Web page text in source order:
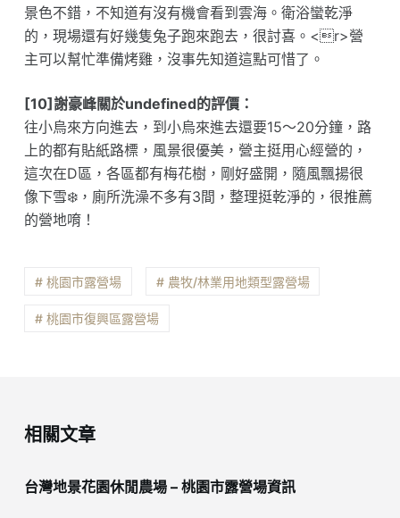
景色不錯，不知道有沒有機會看到雲海。衛浴蠻乾淨
的，現場還有好幾隻兔子跑來跑去，很討喜。<r>營
主可以幫忙準備烤雞，沒事先知道這點可惜了。
[10]謝豪峰關於undefined的評價：
往小烏來方向進去，到小烏來進去還要15～20分鐘，路
上的都有貼紙路標，風景很優美，營主挺用心經營的，
這次在D區，各區都有梅花樹，剛好盛開，隨風飄揚很
像下雪❄️，廁所洗澡不多有3間，整理挺乾淨的，很推薦
的營地唷！
# 桃園市露營場 # 農牧/林業用地類型露營場
# 桃園市復興區露營場
相關文章
台灣地景花園休閒農場 – 桃園市露營場資訊